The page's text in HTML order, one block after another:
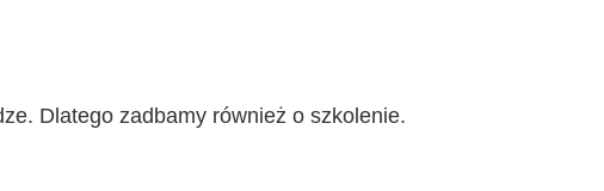
Dlatego zadbamy również o szkolenie.